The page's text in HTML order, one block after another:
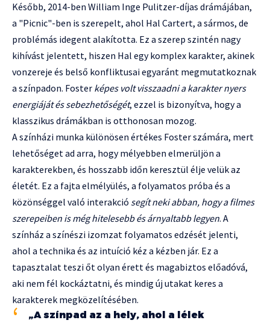
Később, 2014-ben William Inge Pulitzer-díjas drámájában,
a "Picnic"-ben is szerepelt, ahol Hal Cartert, a sármos, de
problémás idegent alakította. Ez a szerep szintén nagy
kihívást jelentett, hiszen Hal egy komplex karakter, akinek
vonzereje és belső konfliktusai egyaránt megmutatkoznak
a színpadon. Foster képes volt visszaadni a karakter nyers
energiáját és sebezhetőségét, ezzel is bizonyítva, hogy a
klasszikus drámákban is otthonosan mozog.
A színházi munka különösen értékes Foster számára, mert
lehetőséget ad arra, hogy mélyebben elmerüljön a
karakterekben, és hosszabb időn keresztül élje velük az
életét. Ez a fajta elmélyülés, a folyamatos próba és a
közönséggel való interakció segít neki abban, hogy a filmes
szerepeiben is még hitelesebb és árnyaltabb legyen. A
színház a színészi izomzat folyamatos edzését jelenti,
ahol a technika és az intuíció kéz a kézben jár. Ez a
tapasztalat teszi őt olyan érett és magabiztos előadóvá,
aki nem fél kockáztatni, és mindig új utakat keres a
karakterek megközelítésében.
„A színpad az a hely, ahol a lélek